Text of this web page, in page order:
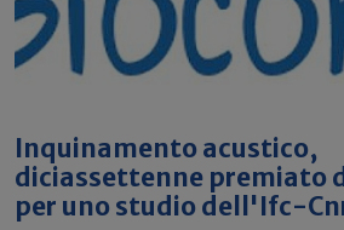
Inquinamento acustico,
diciassettenne premiato
per uno studio dell'Ifc-